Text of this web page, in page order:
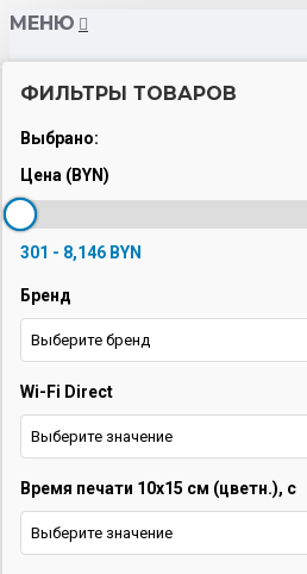
МЕНЮ
Вытяжки
Кондиционеры
Кофемашины
Морозильные
Ноутбуки
Оргтехника
ФИЛЬТРЫ ТОВАРОВ
Выбрано:
Цена (BYN)
301 - 8,146 BYN
Бренд
Выберите бренд
Wi-Fi Direct
Выберите значение
Время печати 10x15 см (цветн.), с
Выберите значение